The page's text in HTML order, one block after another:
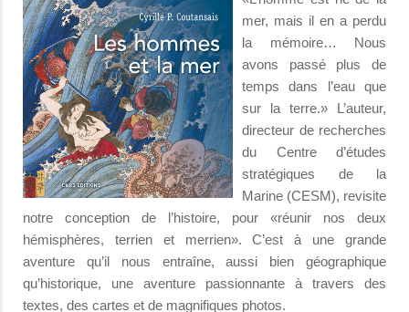
mer, mais il en a perdu
la mémoire… Nous
avons passé plus de
temps dans l’eau que
sur la terre.» L’auteur,
directeur de recherches
du Centre d’études
stratégiques de la
Marine (CESM), revisite
notre conception de l’histoire, pour «réunir nos deux
hémisphères, terrien et merrien». C’est à une grande
aventure qu’il nous entraîne, aussi bien géographique
qu’historique, une aventure passionnante à travers des
textes, des cartes et de magnifiques photos.